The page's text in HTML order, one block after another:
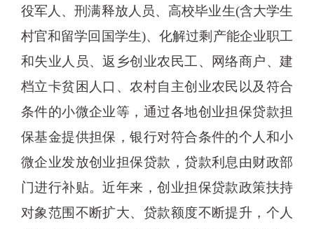
役军人、刑满释放人员、高校毕业生(含大学生
村官和留学回国学生)、化解过剩产能企业职工
和失业人员、返乡创业农民工、网络商户、建
档立卡贫困人口、农村自主创业农民以及符合
条件的小微企业等，通过各地创业担保贷款担
保基金提供担保，银行对符合条件的个人和小
微企业发放创业担保贷款，贷款利息由财政部
门进行补贴。近年来，创业担保贷款政策扶持
对象范围不断扩大、贷款额度不断提升，个人